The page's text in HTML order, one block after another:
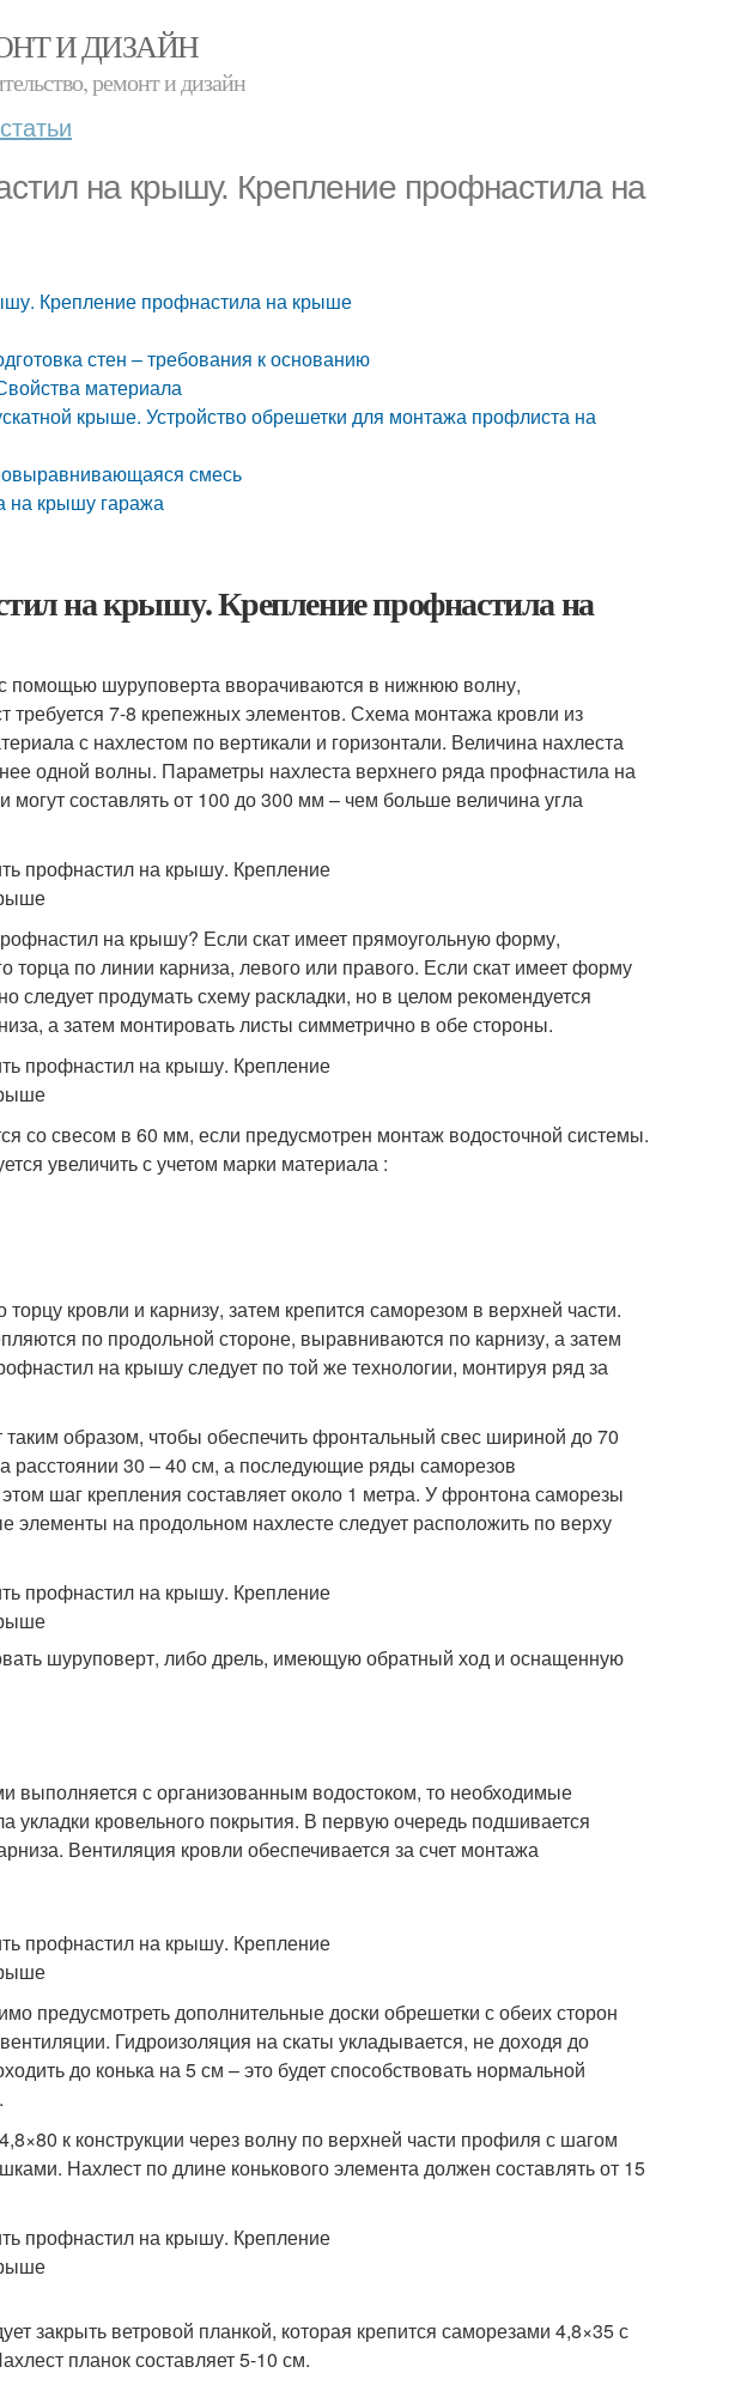
И ДИЗАЙН
ремонт и дизайн
статьи
на крышу. Крепление профнастила на
Крепление профнастила на крыше
стен – требования к основанию
материала
крыше. Устройство обрешетки для монтажа профлиста на
смесь
на крышу гаража
на крышу. Крепление профнастила на
помощью шуруповерта вворачиваются в нижнюю волну,
7-8 крепежных элементов. Схема монтажа кровли из
с нахлестом по вертикали и горизонтали. Величина нахлеста
одной волны. Параметры нахлеста верхнего ряда профнастила на
могут составлять от 100 до 300 мм – чем больше величина угла
на крышу? Если скат имеет прямоугольную форму,
торца по линии карниза, левого или правого. Если скат имеет форму
следует продумать схему раскладки, но в целом рекомендуется
а затем монтировать листы симметрично в обе стороны.
со свесом в 60 мм, если предусмотрен монтаж водосточной системы.
увеличить с учетом марки материала :
кровли и карнизу, затем крепится саморезом в верхней части.
по продольной стороне, выравниваются по карнизу, а затем
на крышу следует по той же технологии, монтируя ряд за
образом, чтобы обеспечить фронтальный свес шириной до 70
расстоянии 30 – 40 см, а последующие ряды саморезов
шаг крепления составляет около 1 метра. У фронтона саморезы
на продольном нахлесте следует расположить по верху
шуруповерт, либо дрель, имеющую обратный ход и оснащенную
выполняется с организованным водостоком, то необходимые
укладки кровельного покрытия. В первую очередь подшивается
Вентиляция кровли обеспечивается за счет монтажа
предусмотреть дополнительные доски обрешетки с обеих сторон
Гидроизоляция на скаты укладывается, не доходя до
до конька на 5 см – это будет способствовать нормальной
к конструкции через волну по верхней части профиля с шагом
Нахлест по длине конькового элемента должен составлять от 15
закрыть ветровой планкой, которая крепится саморезами 4,8×35 с
планок составляет 5-10 см.